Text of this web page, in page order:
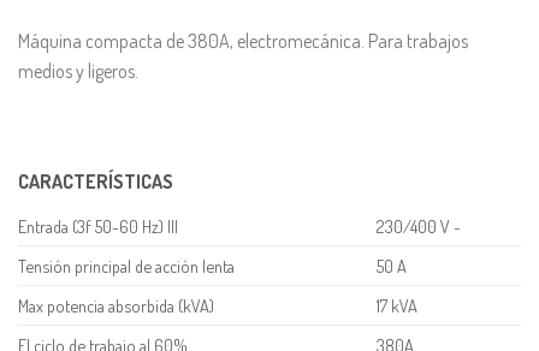
Máquina compacta de 380A, electromecánica. Para trabajos
medios y ligeros.
CARACTERÍSTICAS
Entrada (3f 50-60 Hz) III
230/400 V ~
Tensión principal de acción lenta
50 A
Max potencia absorbida (kVA)
17 kVA
El ciclo de trabajo al 60%
380A